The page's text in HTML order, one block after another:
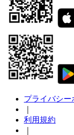
プライバシー
利用規約